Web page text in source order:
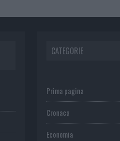
CATEGORIE
Prima pagina
Cronaca
Economia